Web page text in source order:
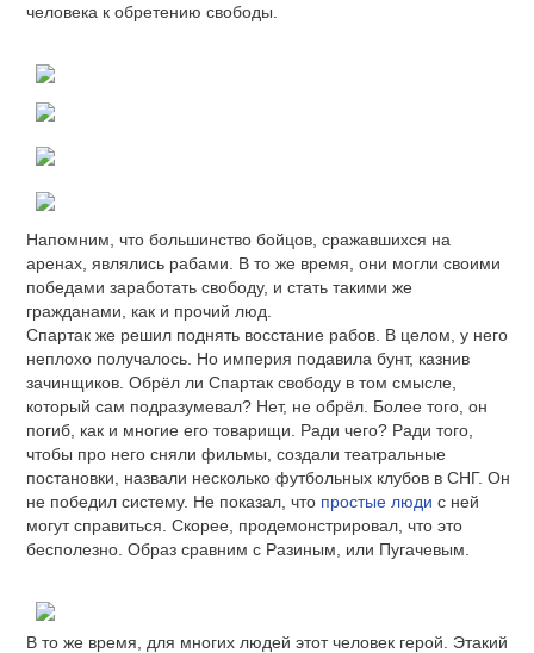
человека к обретению свободы.
Напомним, что большинство бойцов, сражавшихся на
аренах, являлись рабами. В то же время, они могли своими
победами заработать свободу, и стать такими же
гражданами, как и прочий люд.
Спартак же решил поднять восстание рабов. В целом, у него
неплохо получалось. Но империя подавила бунт, казнив
зачинщиков. Обрёл ли Спартак свободу в том смысле,
который сам подразумевал? Нет, не обрёл. Более того, он
погиб, как и многие его товарищи. Ради чего? Ради того,
чтобы про него сняли фильмы, создали театральные
постановки, назвали несколько футбольных клубов в СНГ. Он
не победил систему. Не показал, что простые люди с ней
могут справиться. Скорее, продемонстрировал, что это
бесполезно. Образ сравним с Разиным, или Пугачевым.
В то же время, для многих людей этот человек герой. Этакий